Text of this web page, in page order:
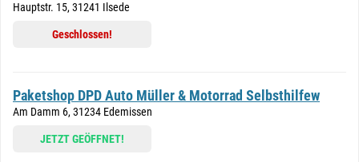
Hauptstr. 15, 31241 Ilsede
Geschlossen!
Paketshop DPD Auto Müller & Motorrad Selbsthilfew
Am Damm 6, 31234 Edemissen
JETZT GEÖFFNET!